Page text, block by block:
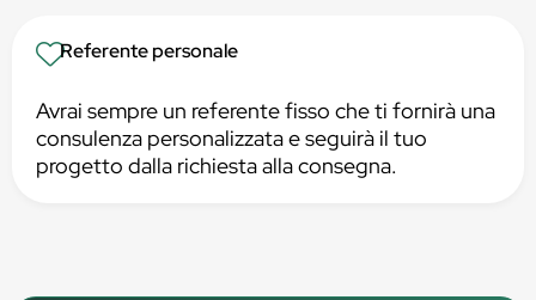
Referente personale
Avrai sempre un referente fisso che ti fornirà una
consulenza personalizzata e seguirà il tuo
progetto dalla richiesta alla consegna.